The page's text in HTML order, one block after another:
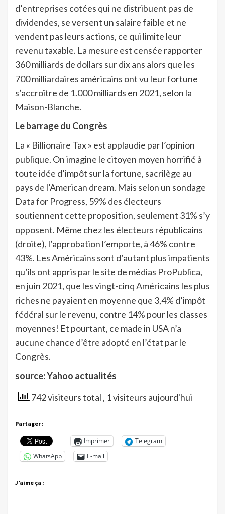
d’entreprises cotées qui ne distribuent pas de
dividendes, se versent un salaire faible et ne
vendent pas leurs actions, ce qui limite leur
revenu taxable. La mesure est censée rapporter
360 milliards de dollars sur dix ans alors que les
700 milliardaires américains ont vu leur fortune
s’accroître de 1.000 milliards en 2021, selon la
Maison-Blanche.
Le barrage du Congrès
La « Billionaire Tax » est applaudie par l’opinion
publique. On imagine le citoyen moyen horrifié à
toute idée d’impôt sur la fortune, sacrilège au
pays de l’American dream. Mais selon un sondage
Data for Progress, 59% des électeurs
soutiennent cette proposition, seulement 31% s’y
opposent. Même chez les électeurs républicains
(droite), l’approbation l’emporte, à 46% contre
43%. Les Américains sont d’autant plus impatients
qu’ils ont appris par le site de médias ProPublica,
en juin 2021, que les vingt-cinq Américains les plus
riches ne payaient en moyenne que 3,4% d’impôt
fédéral sur le revenu, contre 14% pour les classes
moyennes! Et pourtant, ce made in USA n’a
aucune chance d’être adopté en l’état par le
Congrès.
source: Yahoo actualités
742 visiteurs total , 1 visiteurs aujourd'hui
Partager :
Imprimer
Telegram
WhatsApp
E-mail
J’aime ça :